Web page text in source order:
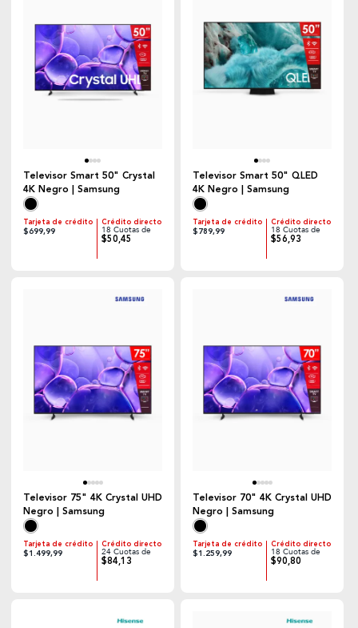
Televisor Smart 50" Crystal
4K Negro | Samsung
Tarjeta de crédito
$699,99
Crédito directo
18 Cuotas de
$50,45
Televisor Smart 50" QLED
4K Negro | Samsung
Tarjeta de crédito
$789,99
Crédito directo
18 Cuotas de
$56,93
Televisor 75" 4K Crystal UHD
Negro | Samsung
Tarjeta de crédito
$1.499,99
Crédito directo
24 Cuotas de
$84,13
Televisor 70" 4K Crystal UHD
Negro | Samsung
Tarjeta de crédito
$1.259,99
Crédito directo
18 Cuotas de
$90,80